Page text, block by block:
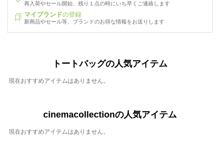
再入荷やセール開始、残り１点の時にいち早くご連絡します
マイブランドの登録
新商品やセール等、ブランドのお得な情報をお送りします
トートバッグの人気アイテム
現在おすすめアイテムはありません。
cinemacollectionの人気アイテム
現在おすすめアイテムはありません。